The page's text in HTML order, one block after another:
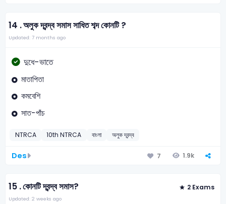
14 .অলুক দ্বন্দ্ব সমাস সাধিত শব্দ কোনটি ?
Updated: 7 months ago
দুধে-ভাতে
মাতাপিতা
কমবেশি
সাত-পাঁচ
NTRCA 10th NTRCA বাংলা অলুক দ্বন্দ্ব
Des 7 1.9k
15 .কোনটি দ্বন্দ্ব সমাস? 2 Exams
Updated: 2 weeks ago